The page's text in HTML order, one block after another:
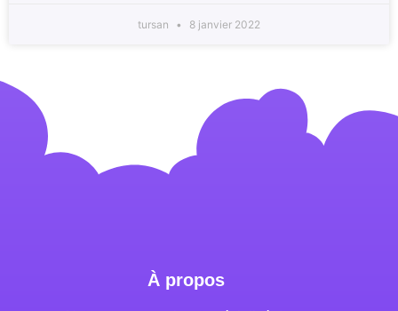
tursan 8 janvier 2022
À propos